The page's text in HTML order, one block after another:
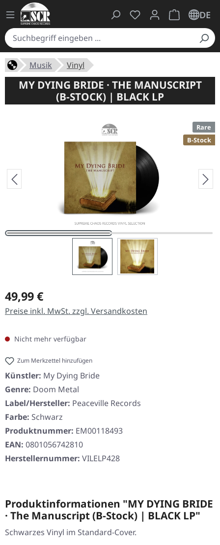
Du hast 0 Produkte
Warenkorb
DE
Musik Vinyl
MY DYING BRIDE · THE MANUSCRIPT
(B-STOCK) | BLACK LP
Rare
B-Stock
Regulärer Preis:
49,99 €
Preise inkl. MwSt. zzgl. Versandkosten
Nicht mehr verfügbar
Zum Merkzettel hinzufügen
Künstler: My Dying Bride
Genre: Doom Metal
Label/Hersteller: Peaceville Records
Farbe: Schwarz
Produktnummer: EM00118493
EAN: 0801056742810
Herstellernummer: VILELP428
Produktinformationen "MY DYING BRIDE
· The Manuscript (B-Stock) | BLACK LP"
Schwarzes Vinyl im Standard-Cover.